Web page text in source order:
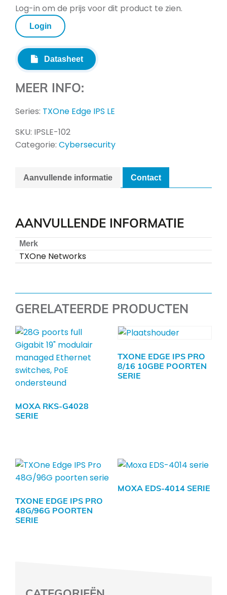
Log-in om de prijs voor dit product te zien.
Login
Datasheet
MEER INFO:
Series: TXOne Edge IPS LE
SKU: IPSLE-102
Categorie: Cybersecurity
Aanvullende informatie Contact
AANVULLENDE INFORMATIE
Merk
TXOne Networks
GERELATEERDE PRODUCTEN
MOXA RKS-G4028
SERIE
TXONE EDGE IPS PRO
8/16 10GBE POORTEN
SERIE
TXONE EDGE IPS PRO
48G/96G POORTEN
SERIE
MOXA EDS-4014 SERIE